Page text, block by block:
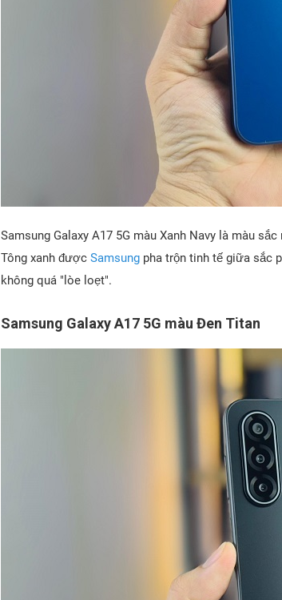
Samsung Galaxy A17 5G màu Xanh Navy là màu
Tông xanh được Samsungpha trộn tinh tế giữa sắc
không quá "lòe loẹt".
Samsung Galaxy A17 5G màu Đen Titan